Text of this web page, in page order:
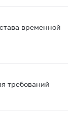
временной
требований